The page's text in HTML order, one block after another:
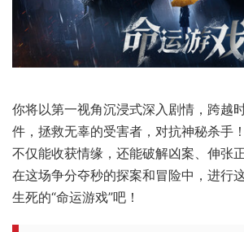
你将以第一视角沉浸式深入剧情，跨越
件，拯救无辜的受害者，对抗神秘杀手
不仅能收获情缘，还能破解凶案、伸张
在这场争分夺秒的探案和冒险中，进行
生死的“命运游戏”吧！